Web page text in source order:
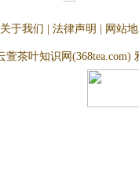
关于我们 法律声明 网站
萱茶叶知识网